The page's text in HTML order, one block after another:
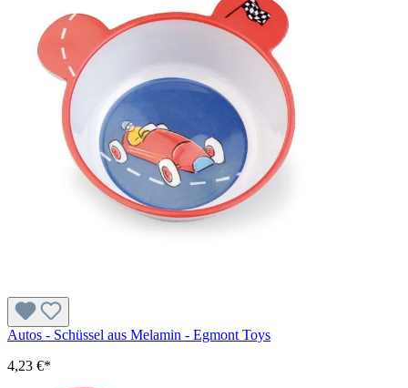
Autos - Schüssel aus Melamin - Egmont Toys
4,23 €*